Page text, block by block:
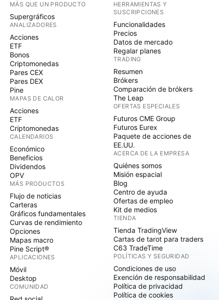
MÁS QUE UN PRODUCTO
Supergráficos
ANALIZADORES
Acciones
ETF
Bonos
Criptomonedas
Pares CEX
Pares DEX
Pine
MAPAS DE CALOR
Acciones
ETF
Criptomonedas
CALENDARIOS
Económico
Beneficios
Dividendos
OPV
MÁS PRODUCTOS
Flujo de noticias
Carteras
Gráficos fundamentales
Curvas de rendimiento
Opciones
Mapas macro
Pine Script®
APLICACIONES
Móvil
Desktop
COMUNIDAD
HERRAMIENTAS Y
SUSCRIPCIONES
Funcionalidades
Precios
Datos de mercado
Regalar planes
TRADING
Resumen
Brókers
Comparación de brókers
The Leap
OFERTAS ESPECIALES
Futuros CME Group
Futuros Eurex
Paquete de acciones de
EE.UU.
ACERCA DE LA EMPRESA
Quiénes somos
Misión espacial
Blog
Centro de ayuda
Ofertas de empleo
Kit de medios
TIENDA
Tienda TradingView
Cartas de tarot para traders
C63 TradeTime
POLÍTICAS Y SEGURIDAD
Condiciones de uso
Exención de responsabilidad
Política de privacidad
Política de cookies